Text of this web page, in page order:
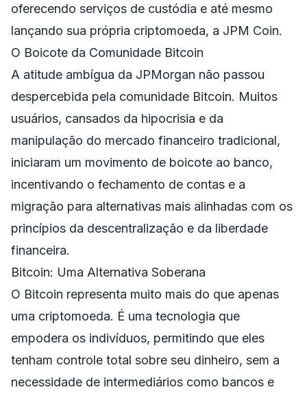
oferecendo serviços de custódia e até mesmo
lançando sua própria criptomoeda, a JPM Coin.
O Boicote da Comunidade Bitcoin
A atitude ambígua da JPMorgan não passou
despercebida pela comunidade Bitcoin. Muitos
usuários, cansados da hipocrisia e da
manipulação do mercado financeiro tradicional,
iniciaram um movimento de boicote ao banco,
incentivando o fechamento de contas e a
migração para alternativas mais alinhadas com os
princípios da descentralização e da liberdade
financeira.
Bitcoin: Uma Alternativa Soberana
O Bitcoin representa muito mais do que apenas
uma criptomoeda. É uma tecnologia que
empodera os indivíduos, permitindo que eles
tenham controle total sobre seu dinheiro, sem a
necessidade de intermediários como bancos e